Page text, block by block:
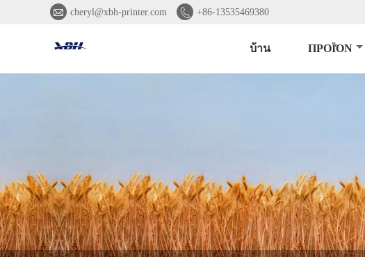
 cheryl@xbh-printer.com  +86-13535469380
บ้าน ΠΡΟΪΌΝ